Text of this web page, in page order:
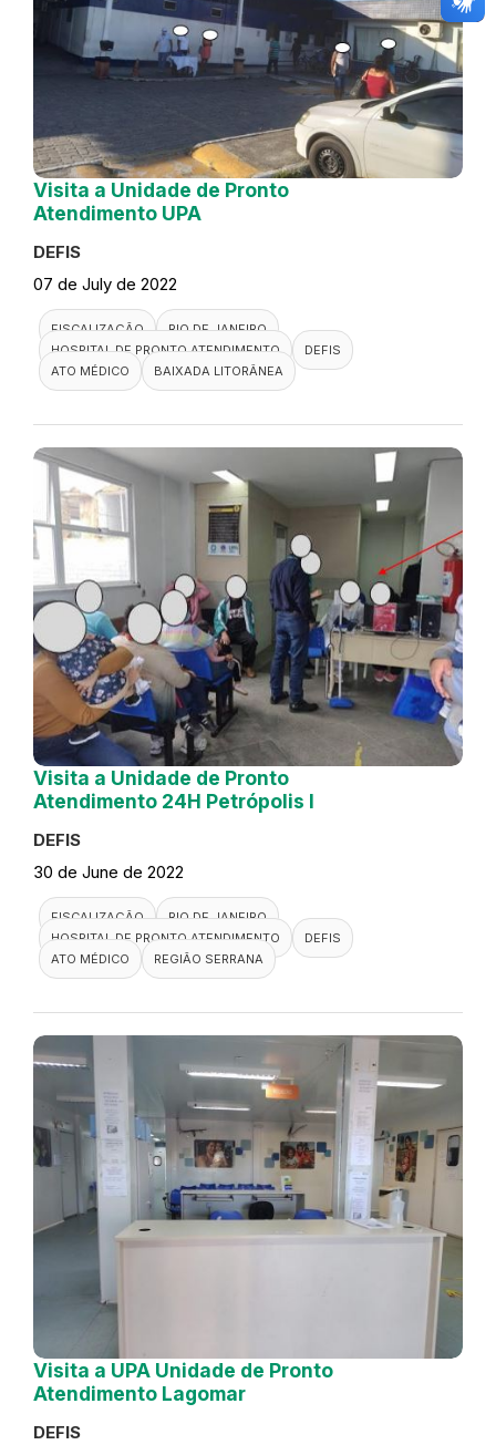
Visita a Unidade de Pronto
Atendimento UPA
DEFIS
07 de July de 2022
FISCALIZAÇÃO
RIO DE JANEIRO
HOSPITAL DE PRONTO ATENDIMENTO
DEFIS
ATO MÉDICO
BAIXADA LITORÂNEA
Visita a Unidade de Pronto
Atendimento 24H Petrópolis I
DEFIS
30 de June de 2022
FISCALIZAÇÃO
RIO DE JANEIRO
HOSPITAL DE PRONTO ATENDIMENTO
DEFIS
ATO MÉDICO
REGIÃO SERRANA
Visita a UPA Unidade de Pronto
Atendimento Lagomar
DEFIS